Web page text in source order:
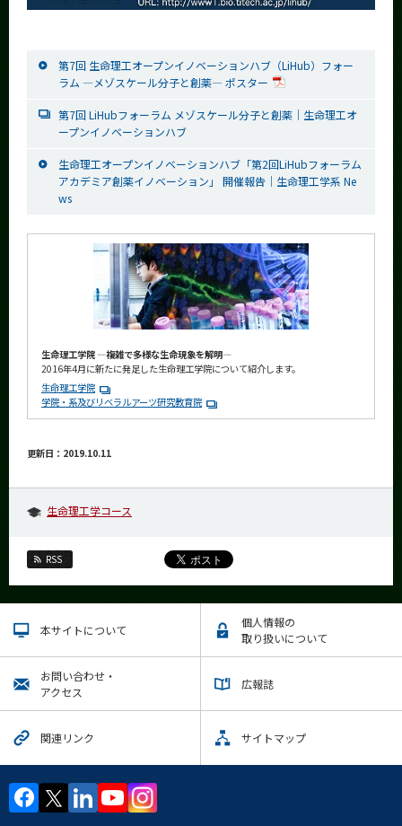
第7回 生命理工オープンイノベーションハブ（LiHub）フォー
ラム ―メゾスケール分子と創薬― ポスター
第7回 LiHubフォーラム メゾスケール分子と創薬｜生命理工オ
ープンイノベーションハブ
生命理工オープンイノベーションハブ「第2回LiHubフォーラム
アカデミア創薬イノベーション」 開催報告│生命理工学系 Ne
ws
生命理工学院 ―複雑で多様な生命現象を解明―
2016年4月に新たに発足した生命理工学院について紹介します。
生命理工学院
学院・系及びリベラルアーツ研究教育院
更新日：2019.10.11
生命理工学コース
RSS
本サイトについて
個人情報の
取り扱いについて
お問い合わせ・
アクセス
広報誌
関連リンク サイトマップ